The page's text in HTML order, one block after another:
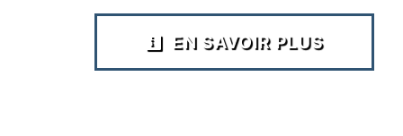
EN SAVOIR PLUS